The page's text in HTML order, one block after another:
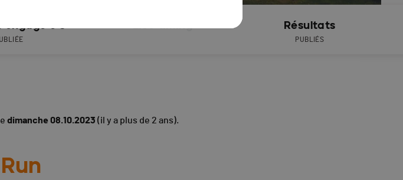
Live timing Résultats
PUBLIÉS
dimanche 08.10.2023 (il y a plus de 2 ans).